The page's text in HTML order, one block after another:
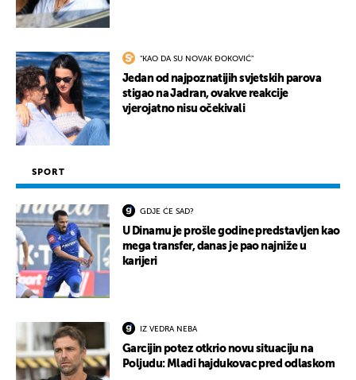
"KAO DA SU NOVAK ĐOKOVIĆ"
Jedan od najpoznatijih svjetskih parova
stigao na Jadran, ovakve reakcije
vjerojatno nisu očekivali
SPORT
GDJE ĆE SAD?
U Dinamu je prošle godine predstavljen kao
mega transfer, danas je pao najniže u
karijeri
IZ VEDRA NEBA
Garcijin potez otkrio novu situaciju na
Poljudu: Mladi hajdukovac pred odlaskom